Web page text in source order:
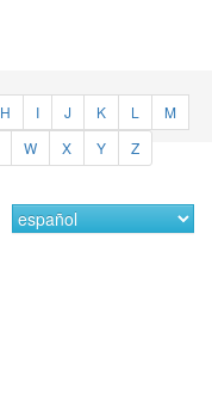
H I J K L
M
W X Y Z